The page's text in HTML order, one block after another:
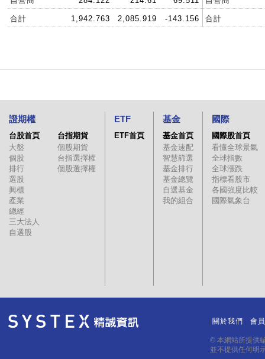
合計 1,942.763 2,085.919 -143.156 合計
證期權
台股首頁
大盤
個股
排行
選股
興櫃
產業
總經
三大法人
自選股
台指期貨
個股期貨
台指選擇權
個股選擇權
ETF
ETF首頁
基金
基金首頁
基金速配
智慧篩選
基金排行
基金總覽
自選基金
我的組合
國際
國際股首頁
看懂全球景氣
全球指數
全球漲跌
指標看股市
各國強度比較
國際氣象台
關於我們 會
© 本網站所提供
並不提供任何明